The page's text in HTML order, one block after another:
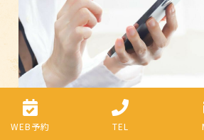
WEB予約 TEL